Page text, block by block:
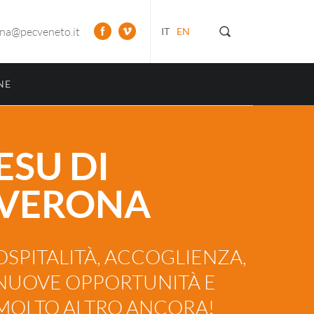
IT EN
DI
ACCOGLIENZA,
OPPORTUNITÀ E
ALTRO ANCORA!